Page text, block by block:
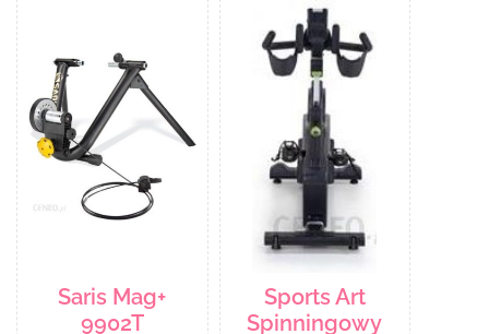
Saris Mag+
9902T
Sports Art
Spinningowy